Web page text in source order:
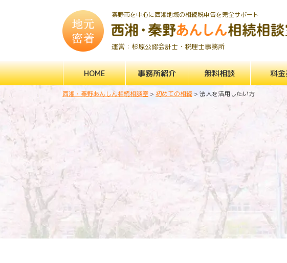
秦野市を中心に西湘地域の相続税申告を完全サポート
運営：杉原公認会計士・税理士事務所
HOME 事務所紹介 無料相談 料
西湘・秦野あんしん相続相談室 > 初めての相続 > 法人を活用したい方
法